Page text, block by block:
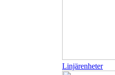
Linjärenheter